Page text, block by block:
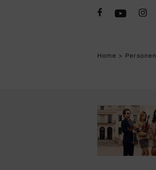
Home > Personen